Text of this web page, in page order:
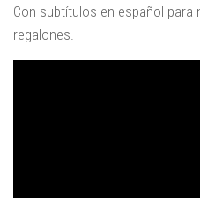
Con subtítulos en español
regalones.